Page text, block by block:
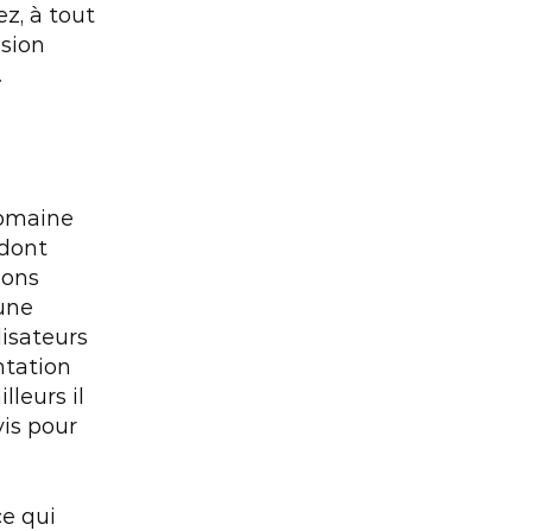
à tout
il
pour
qui